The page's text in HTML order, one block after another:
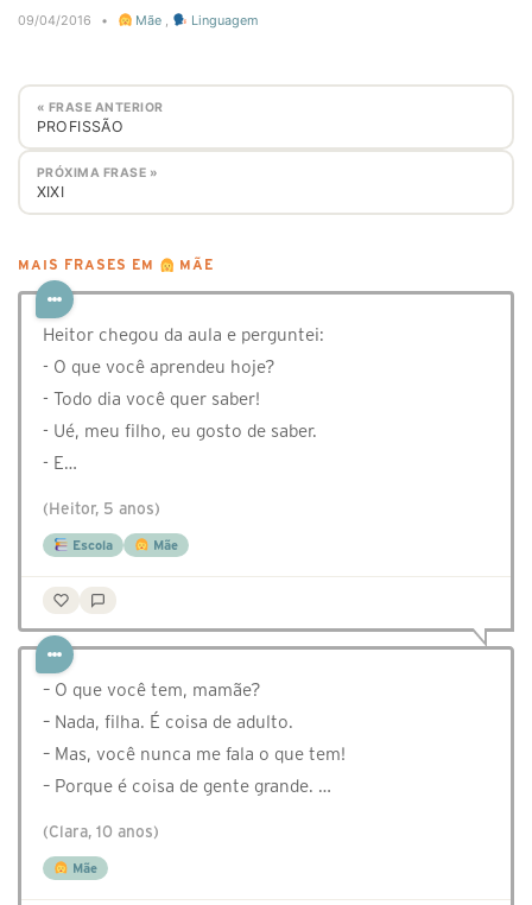
09/04/2016 • Mãe , Linguagem
« FRASE ANTERIOR
PROFISSÃO
PRÓXIMA FRASE »
XIXI
MAIS FRASES EM MÃE
Heitor chegou da aula e perguntei:
- O que você aprendeu hoje?
- Todo dia você quer saber!
- Ué, meu filho, eu gosto de saber.
- E…
(Heitor, 5 anos)
Escola Mãe
– O que você tem, mamãe?
– Nada, filha. É coisa de adulto.
– Mas, você nunca me fala o que tem!
– Porque é coisa de gente grande. …
(Clara, 10 anos)
Mãe